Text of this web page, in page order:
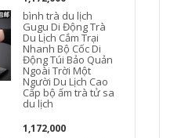
bình trà du lịch
Gugu Di Động Trà
Du Lịch Cắm Trại
Nhanh Bộ Cốc Di
Động Túi Bảo Quản
Ngoài Trời Một
Người Du Lịch Cao
Cấp bộ ấm trà tử sa
du lịch
1,172,000